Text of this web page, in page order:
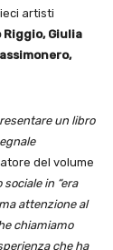
artisti
Riggio, Giulia
un libro
del volume
in “era
attenzione al
chiamiamo
che ha